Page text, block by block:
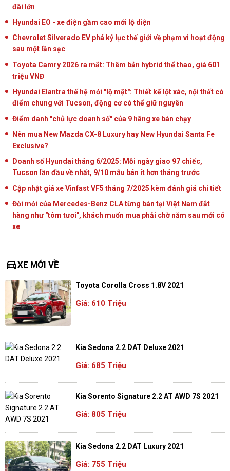
đãi lớn
Hyundai EO - xe điện gầm cao mới lộ diện
Chevrolet Silverado EV phá kỷ lục thế giới về phạm vi hoạt động
sau một lần sạc
Toyota Camry 2026 ra mắt: Thêm bản hybrid thể thao, giá 601
triệu VNĐ
Hyundai Elantra thế hệ mới "lộ mặt": Thiết kế lột xác, nội thất có
điểm chung với Tucson, động cơ có thể giữ nguyên
Điểm danh "chủ lực doanh số" của 9 hãng xe bán chạy
Nên mua New Mazda CX-8 Luxury hay New Hyundai Santa Fe
Exclusive?
Doanh số Hyundai tháng 6/2025: Mỗi ngày giao 97 chiếc,
Tucson lần đầu về nhất, 9/10 mẫu bán ít hơn tháng trước
Cập nhật giá xe Vinfast VF5 tháng 7/2025 kèm đánh giá chi tiết
Đời mới của Mercedes-Benz CLA từng bán tại Việt Nam đắt
hàng như "tôm tươi", khách muốn mua phải chờ năm sau mới có
xe
directions_carXE MỚI VỀ
Toyota Corolla Cross 1.8V 2021
Giá: 610 Triệu
Kia Sedona 2.2 DAT Deluxe 2021
Giá: 685 Triệu
Kia Sorento Signature 2.2 AT AWD 7S 2021
Giá: 805 Triệu
Kia Sedona 2.2 DAT Luxury 2021
Giá: 755 Triệu